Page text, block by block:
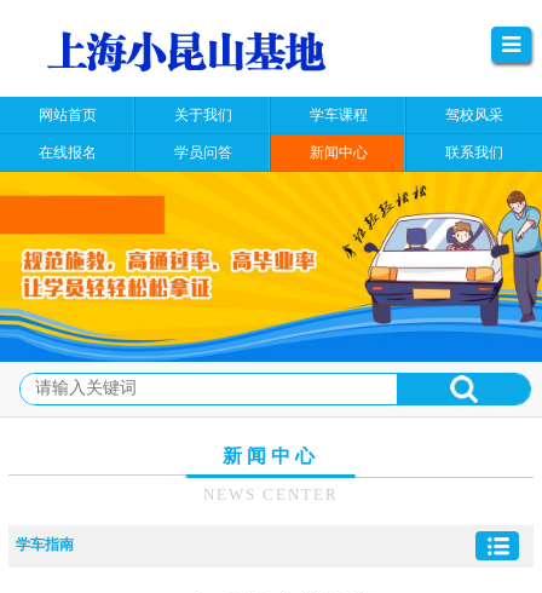
网站首页 关于我们 学车课程 驾校风采
在线报名 学员问答 新闻中心 联系我们
新闻中心
NEWS CENTER
学车指南